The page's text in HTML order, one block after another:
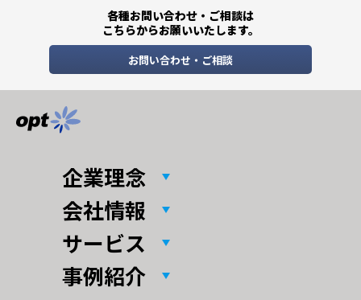
各種お問い合わせ・ご相談は
こちらからお願いいたします。
お問い合わせ・ご相談
企業理念
会社情報
サービス
事例紹介